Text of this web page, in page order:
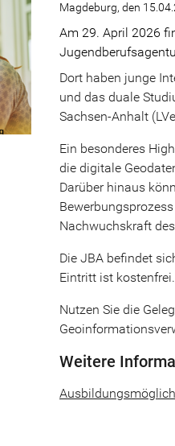
Magdeburg, den
Am 29. April 2026
Dort haben junge
und das duale
Sachsen-Anhalt
Ein besonderes
die digitale
Darüber hinaus
Nachwuchskraft
Die JBA befindet
Eintritt ist kostenfrei.
Nutzen Sie die
Weitere